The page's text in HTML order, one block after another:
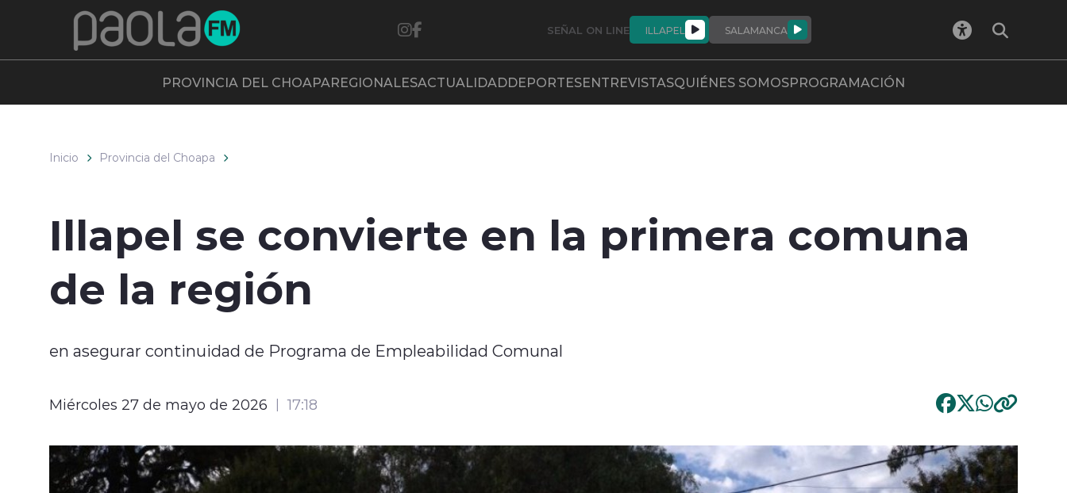
SEÑAL ON LINE ILLAPEL SALAMANCA
PROVINCIA DEL CHOAPAREGIONALESACTUALIDADDEPORTESENTREVISTASQUIÉNES SOMOSPROGRAMACIÓN
Inicio Provincia del Choapa
Illapel se convierte en la primera comuna
de la región
en asegurar continuidad de Programa de Empleabilidad Comunal
Miércoles 27 de mayo de 2026 17:18